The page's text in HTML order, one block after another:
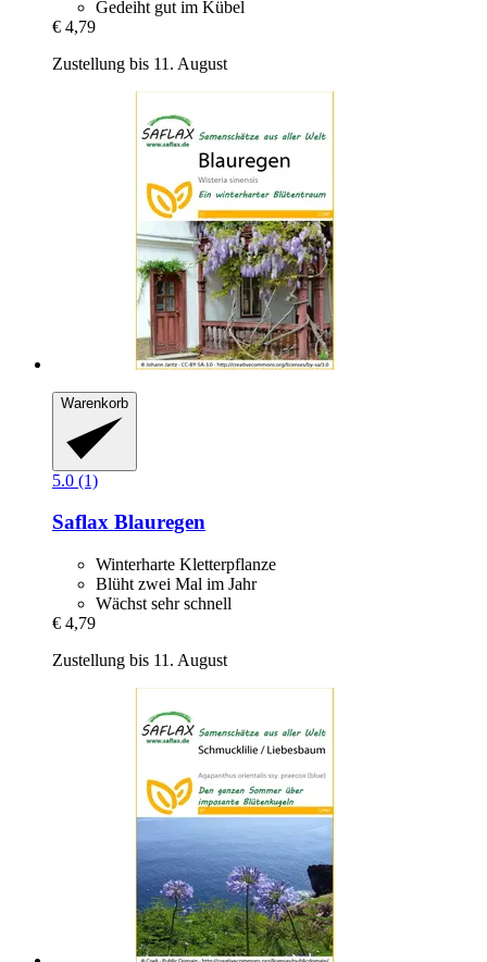
Gedeiht gut im Kübel
€ 4,79
Zustellung bis 11. August
Warenkorb
5.0 (1)
Saflax Blauregen
Winterharte Kletterpflanze
Blüht zwei Mal im Jahr
Wächst sehr schnell
€ 4,79
Zustellung bis 11. August